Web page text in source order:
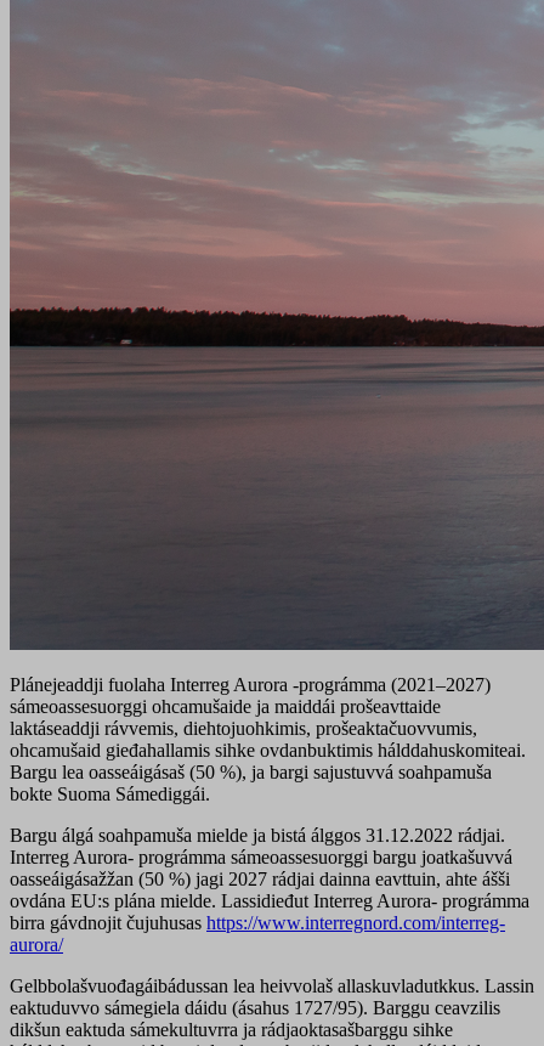
Plánejeaddji fuolaha Interreg Aurora -prográmma (2021–2027)
sámeoassesuorggi ohcamušaide ja maiddái prošeavttaide
laktáseaddji rávvemis, diehtojuohkimis, prošeaktačuovvumis,
ohcamušaid gieđahallamis sihke ovdanbuktimis hálddahuskomiteai.
Bargu lea oasseáigásaš (50 %), ja bargi sajustuvvá soahpamuša
bokte Suoma Sámediggái.
Bargu álgá soahpamuša mielde ja bistá álggos 31.12.2022 rádjai.
Interreg Aurora- prográmma sámeoassesuorggi bargu joatkašuvvá
oasseáigásažžan (50 %) jagi 2027 rádjai dainna eavttuin, ahte ášši
ovdána EU:s plána mielde. Lassidieđut Interreg Aurora- prográmma
birra gávdnojit čujuhusas https://www.interregnord.com/interreg-
aurora/
Gelbbolašvuođagáibádussan lea heivvolaš allaskuvladutkkus. Lassin
eaktuduvvo sámegiela dáidu (ásahus 1727/95). Barggu ceavzilis
dikšun eaktuda sámekultuvrra ja rádjaoktasašbarggu sihke